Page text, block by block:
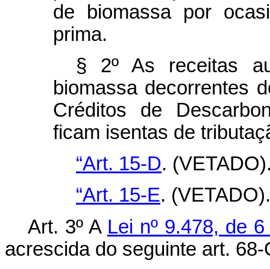
de biomassa por
prima.
§ 2º As receitas
biomassa decorrentes
Créditos de
ficam isentas de
“Art. 15-D.
“Art. 15-E.
Art. 3º A Lei nº 9.478, de
acrescida do seguinte art. 68-